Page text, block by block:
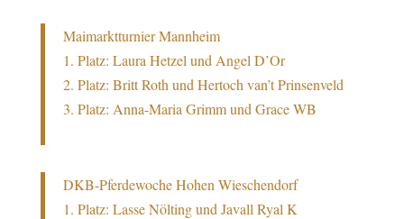
Maimarktturnier Mannheim
1. Platz: Laura Hetzel und Angel D’Or
2. Platz: Britt Roth und Hertoch van’t Prinsenveld
3. Platz: Anna-Maria Grimm und Grace WB
DKB-Pferdewoche Hohen Wieschendorf
1. Platz: Lasse Nölting und Javall Ryal K